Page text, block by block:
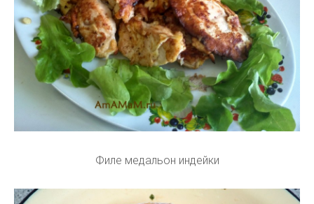
Филе медальон индейки